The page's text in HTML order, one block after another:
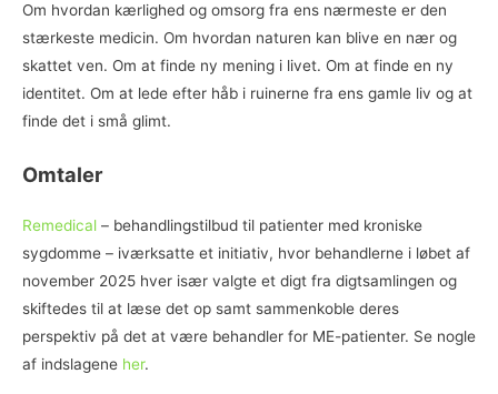
Om hvordan kærlighed og omsorg fra ens nærmeste er den
stærkeste medicin. Om hvordan naturen kan blive en nær og
skattet ven. Om at finde ny mening i livet. Om at finde en ny
identitet. Om at lede efter håb i ruinerne fra ens gamle liv og at
finde det i små glimt.
Omtaler
Remedical – behandlingstilbud til patienter med kroniske
sygdomme – iværksatte et initiativ, hvor behandlerne i løbet af
november 2025 hver især valgte et digt fra digtsamlingen og
skiftedes til at læse det op samt sammenkoble deres
perspektiv på det at være behandler for ME-patienter. Se nogle
af indslagene her.